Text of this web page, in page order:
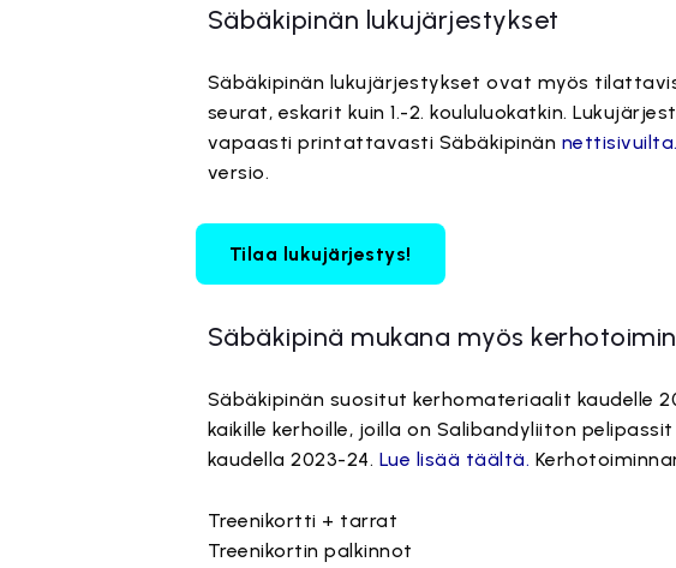
Säbäkipinän lukujärjestykset
Säbäkipinän lukujärjestykset ovat myös
seurat, eskarit kuin 1.-2. koululuokatkin.
vapaasti printattavasti Säbäkipinän
versio.
Tilaa lukujärjestys!
Säbäkipinä mukana myös
Säbäkipinän suositut kerhomateriaalit
kaikille kerhoille, joilla on Salibandyliiton
kaudella 2023-24. Lue lisää täältä.
Treenikortti + tarrat
Treenikortin palkinnot